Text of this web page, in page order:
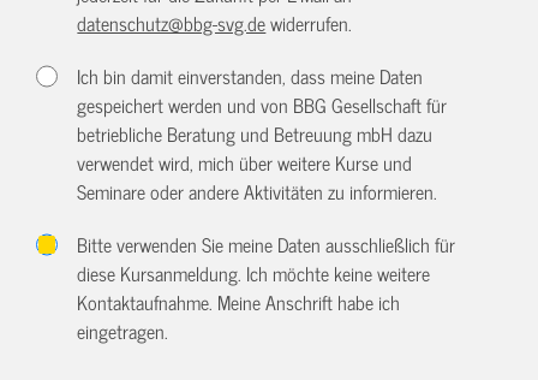
datenschutz@bbg-svg.dewiderrufen.
Ich bin damit einverstanden, dass meine Daten
gespeichert werden und von BBG Gesellschaft für
betriebliche Beratung und Betreuung mbH dazu
verwendet wird, mich über weitere Kurse und
Seminare oder andere Aktivitäten zu informieren.
Bitte verwenden Sie meine Daten ausschließlich für
diese Kursanmeldung. Ich möchte keine weitere
Kontaktaufnahme. Meine Anschrift habe ich
eingetragen.